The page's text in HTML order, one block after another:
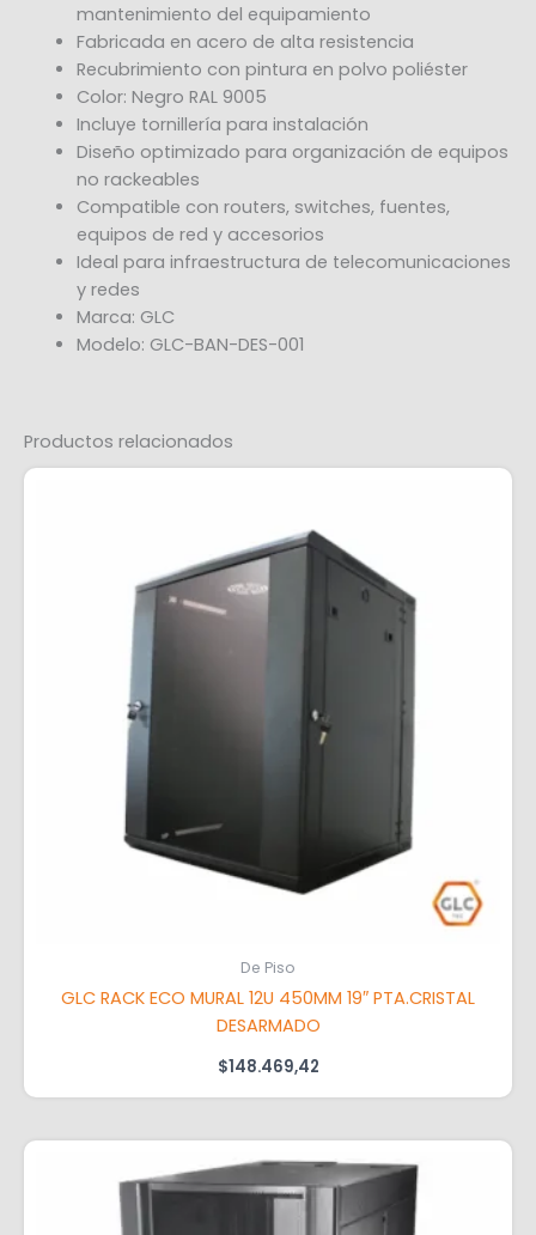
mantenimiento del equipamiento
Fabricada en acero de alta resistencia
Recubrimiento con pintura en polvo poliéster
Color: Negro RAL 9005
Incluye tornillería para instalación
Diseño optimizado para organización de equipos
no rackeables
Compatible con routers, switches, fuentes,
equipos de red y accesorios
Ideal para infraestructura de telecomunicaciones
y redes
Marca: GLC
Modelo: GLC-BAN-DES-001
Productos relacionados
De Piso
GLC RACK ECO MURAL 12U 450MM 19″ PTA.CRISTAL
DESARMADO
$148.469,42